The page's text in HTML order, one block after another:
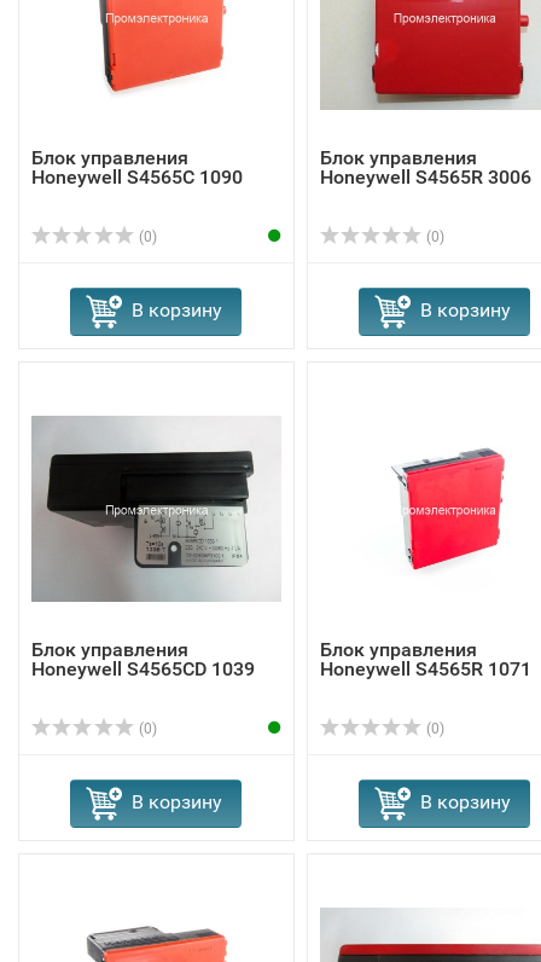
Блок управления
Honeywell S4565C 1090
(0)
В корзину
Блок управления
Honeywell S4565R 3006
(0)
В корзину
Блок управления
Honeywell S4565CD 1039
(0)
В корзину
Блок управления
Honeywell S4565R 1071
(0)
В корзину